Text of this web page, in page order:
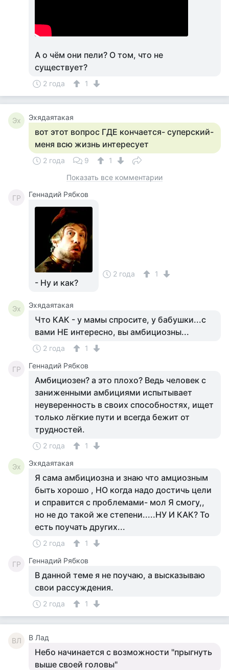
А о чём они пели? О том, что не
существует?
2 года 1
Эх Эхядаятакая
вот этот вопрос ГДЕ кончается- суперский-
меня всю жизнь интересует
2 года 9
1
Показать все комментарии
ГР Геннадий Рябков
- Ну и как?
2 года 1
Эх Эхядаятакая
Что КАК - у мамы спросите, у бабушки...с
вами НЕ интересно, вы амбициозны...
2 года 1
ГР Геннадий Рябков
Амбициозен? а это плохо? Ведь человек с
заниженными амбициями испытывает
неуверенность в своих способностях, ищет
только лёгкие пути и всегда бежит от
трудностей.
2 года 1
Эх Эхядаятакая
Я сама амбициозна и знаю что амциозным
быть хорошо , НО когда надо достичь цели
и справится с проблемами- мол Я смогу,,
но не до такой же степени.....НУ И КАК? То
есть поучать других...
2 года 1
ГР Геннадий Рябков
В данной теме я не поучаю, а высказываю
свои рассуждения.
2 года 1
ВЛ В Лад
Небо начинается с возможности "прыгнуть
выше своей головы"